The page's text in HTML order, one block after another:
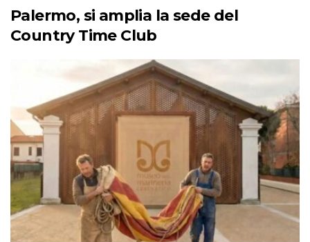
Palermo, si amplia la sede del
Country Time Club